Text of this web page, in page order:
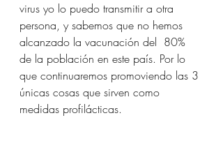
virus yo lo puedo transmitir a otra
persona, y sabemos que no hemos
alcanzado la vacunación del  80%
de la población en este país. Por lo
que continuaremos promoviendo las 3
únicas cosas que sirven como
medidas profilácticas.